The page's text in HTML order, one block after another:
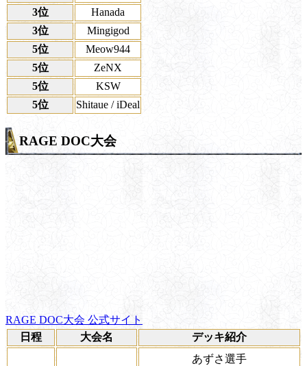
3位
Hanada
3位
Mingigod
5位
Meow944
5位
ZeNX
5位
KSW
5位
Shitaue / iDeal
RAGE DOC大会
RAGE DOC大会 公式サイト
日程
大会名 デッキ紹介
あずさ選手